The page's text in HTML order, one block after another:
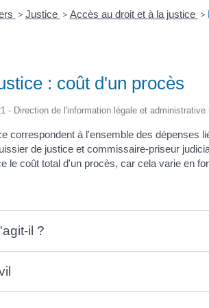
> Justice > Accès au droit et à la justice >
: coût d'un procès
- Direction de l'information légale et
correspondent à l'ensemble des dépenses
de justice et commissaire-priseur
le coût total d'un procès, car cela varie en
il ?